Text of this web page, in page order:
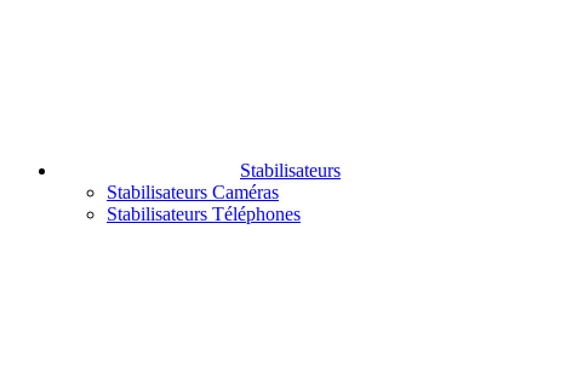
Stabilisateurs
Stabilisateurs Caméras
Stabilisateurs Téléphones